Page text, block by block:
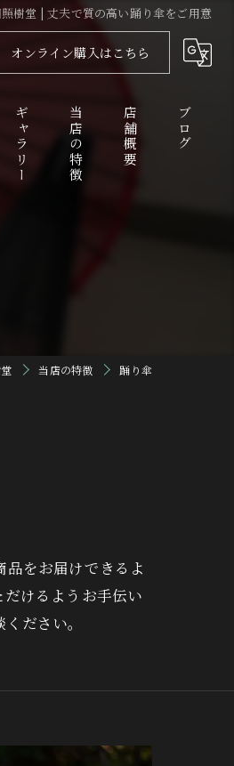
樹堂 | 丈夫で質の高い踊り傘をご用意
オンライン購入はこちら
ギャラリー 当店の特徴
踊り傘
店舗概要 ブログ
当店の特徴 踊り傘
をお届けできるよ
けるようお手伝い
ださい。